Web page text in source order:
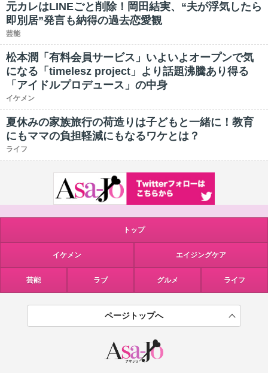
元カレはLINEごと削除！岡田結実、“夫が浮気したら
即別居”発言も納得の過去恋愛観
芸能
松本潤「有料会員サービス」いよいよオープンで気
になる「timelesz project」より話題沸騰あり得る
「アイドルプロデュース」の中身
イケメン
夏休みの家族旅行の荷造りは子どもと一緒に！教育
にもママの負担軽減にもなるワケとは？
ライフ
トップ
イケメン エイジングケア
芸能 ラブ グルメ ライフ
ページトップへ